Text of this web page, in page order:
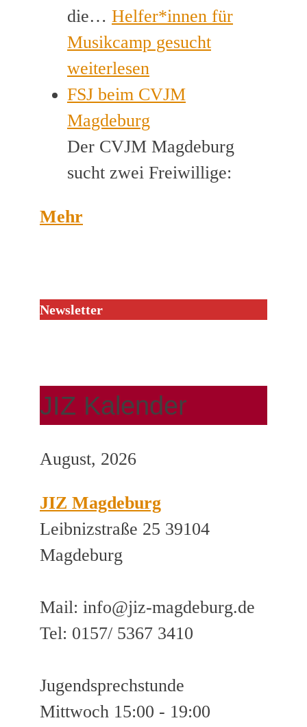
die… Helfer*innen für
Musikcamp gesucht
weiterlesen
FSJ beim CVJM
Magdeburg
Der CVJM Magdeburg
sucht zwei Freiwillige:
Mehr
Newsletter
JIZ Kalender
August, 2026
JIZ Magdeburg
Leibnizstraße 25 39104
Magdeburg
Mail: info@jiz-magdeburg.de
Tel: 0157/ 5367 3410
Jugendsprechstunde
Mittwoch 15:00 - 19:00